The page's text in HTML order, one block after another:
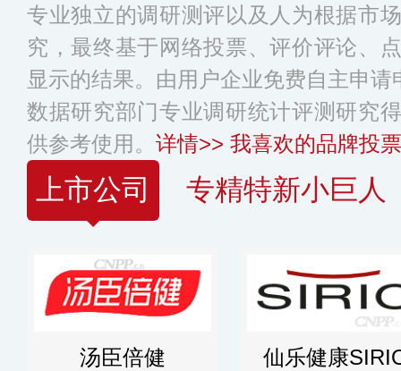
专业独立的调研测评以及人为根据市
究，最终基于网络投票、评价评论、
显示的结果。由用户企业免费自主申
数据研究部门专业调研统计评测研究
供参考使用。 详情>> 我喜欢的品牌投
上市公司 专精特新小巨人
汤臣倍健 仙乐健康